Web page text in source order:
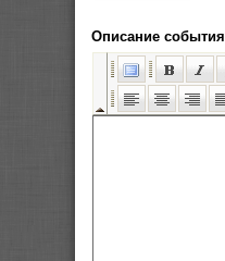
Описание события